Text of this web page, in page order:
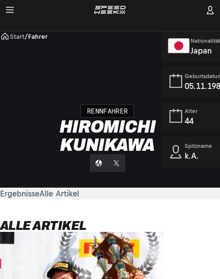
Start/Fahrer
RENNFAHRER
HIROMICHI
KUNIKAWA
Japan
Alter
44
Spitzname
k.A.
ErgebnisseAlle Artikel
ALLE ARTIKEL